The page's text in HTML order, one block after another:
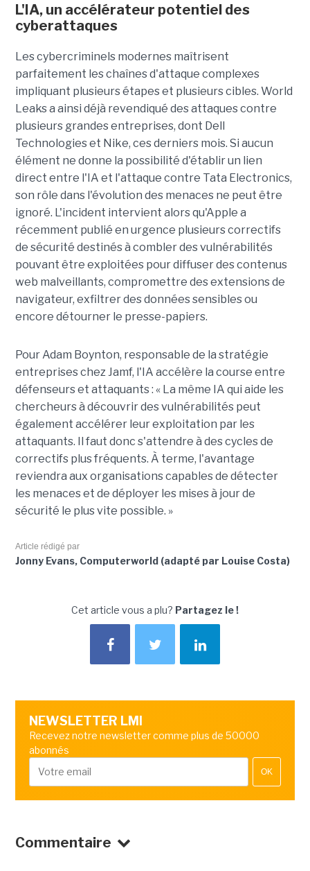
L'IA, un accélérateur potentiel des
cyberattaques
Les cybercriminels modernes maîtrisent
parfaitement les chaînes d'attaque complexes
impliquant plusieurs étapes et plusieurs cibles. World
Leaks a ainsi déjà revendiqué des attaques contre
plusieurs grandes entreprises, dont Dell
Technologies et Nike, ces derniers mois. Si aucun
élément ne donne la possibilité d'établir un lien
direct entre l'IA et l'attaque contre Tata Electronics,
son rôle dans l'évolution des menaces ne peut être
ignoré. L'incident intervient alors qu'Apple a
récemment publié en urgence plusieurs correctifs
de sécurité destinés à combler des vulnérabilités
pouvant être exploitées pour diffuser des contenus
web malveillants, compromettre des extensions de
navigateur, exfiltrer des données sensibles ou
encore détourner le presse-papiers.
PourAdam Boynton, responsable de la stratégie
entreprises chezJamf, l'IA accélère la course entre
défenseurs et attaquants : « La même IA qui aide les
chercheurs à découvrir des vulnérabilités peut
également accélérer leur exploitation par les
attaquants. Il faut donc s'attendre à des cycles de
correctifs plus fréquents. À terme, l'avantage
reviendra aux organisations capables de détecter
les menaces et de déployer les mises à jour de
sécurité le plus vite possible. »
Article rédigé par
Jonny Evans, Computerworld (adapté par Louise Costa)
Cet article vous a plu? Partagez le !
NEWSLETTER LMI
Recevez notre newsletter comme plus de 50000
abonnés
OK
Commentaire